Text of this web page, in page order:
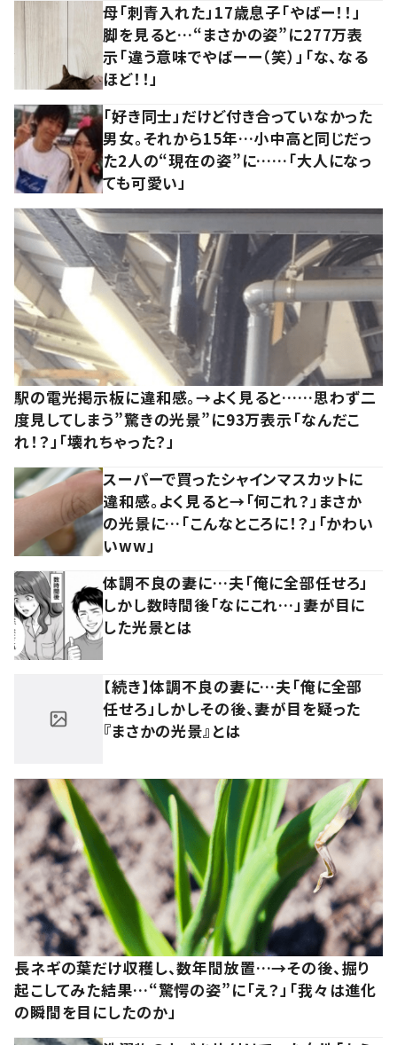
母「刺青入れた」17歳息子「やばー！！」
脚を見ると…“まさかの姿”に277万表
示「違う意味でやばーー（笑）」「な、なる
ほど！！」
「好き同士」だけど付き合っていなかった
男女。それから15年…小中高と同じだっ
た2人の“現在の姿”に……「大人になっ
ても可愛い」
駅の電光掲示板に違和感。→よく見ると……思わず二
度見してしまう”驚きの光景”に93万表示「なんだこ
れ！？」「壊れちゃった？」
スーパーで買ったシャインマスカットに
違和感。よく見ると→「何これ？」まさか
の光景に…「こんなところに！？」「かわい
いww」
体調不良の妻に…夫「俺に全部任せろ」
しかし数時間後「なにこれ…」妻が目に
した光景とは
【続き】体調不良の妻に…夫「俺に全部
任せろ」しかしその後、妻が目を疑った
『まさかの光景』とは
長ネギの葉だけ収穫し、数年間放置…→その後、掘り
起こしてみた結果…“驚愕の姿”に「え？」「我々は進化
の瞬間を目にしたのか」